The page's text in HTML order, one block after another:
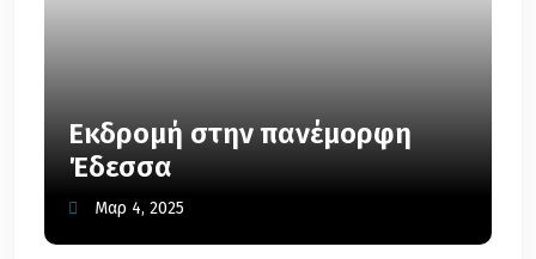
Εκδρομή στην πανέμορφη
Έδεσσα
Μαρ 4, 2025